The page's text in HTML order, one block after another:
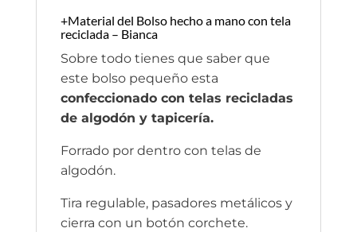
+Material del Bolso hecho a mano con tela
reciclada – Bianca
Sobre todo tienes que saber que
este bolso pequeño esta
confeccionado con telas recicladas
de algodón y tapicería.
Forrado por dentro con telas de
algodón.
Tira regulable, pasadores metálicos y
cierra con un botón corchete.